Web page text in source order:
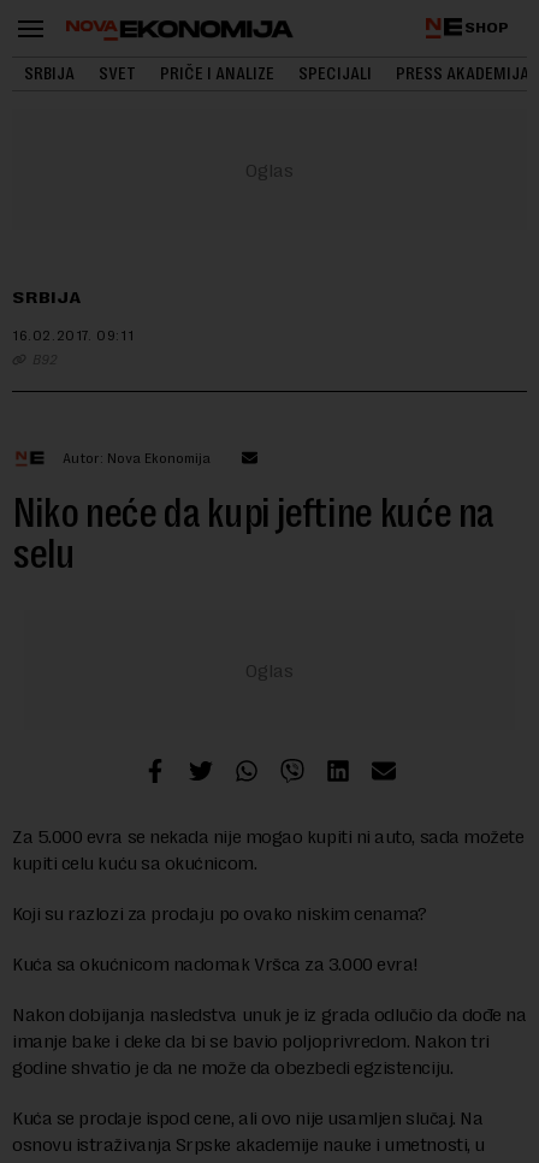
SHOP
SRBIJA SVET PRIČE I ANALIZE SPECIJALI PRESS AKADEMIJA
SRBIJA
16.02.2017. 09:11
B92
Autor: Nova Ekonomija
Niko neće da kupi jeftine kuće na
selu
Za 5.000 evra se nekada nije mogao kupiti ni auto, sada možete
kupiti celu kuću sa okućnicom.
Koji su razlozi za prodaju po ovako niskim cenama?
Kuća sa okućnicom nadomak Vršca za 3.000 evra!
Nakon dobijanja nasledstva unuk je iz grada odlučio da dođe na
imanje bake i deke da bi se bavio poljoprivredom. Nakon tri
godine shvatio je da ne može da obezbedi egzistenciju.
Kuća se prodaje ispod cene, ali ovo nije usamljen slučaj. Na
osnovu istraživanja Srpske akademije nauke i umetnosti, u